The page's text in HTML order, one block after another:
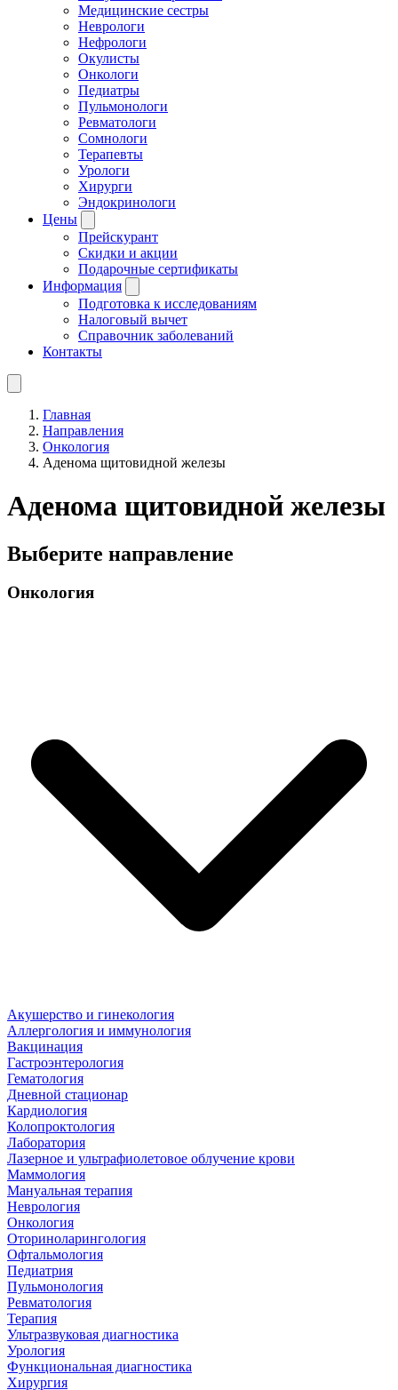
Медицинские сестры
Неврологи
Нефрологи
Окулисты
Онкологи
Педиатры
Пульмонологи
Ревматологи
Сомнологи
Терапевты
Урологи
Хирурги
Эндокринологи
Цены
Прейскурант
Скидки и акции
Подарочные сертификаты
Информация
Подготовка к исследованиям
Налоговый вычет
Справочник заболеваний
Контакты
Главная
Направления
Онкология
Аденома щитовидной железы
Аденома щитовидной железы
Выберите направление
Онкология
Акушерство и гинекология
Аллергология и иммунология
Вакцинация
Гастроэнтерология
Гематология
Дневной стационар
Кардиология
Колопроктология
Лаборатория
Лазерное и ультрафиолетовое облучение крови
Маммология
Мануальная терапия
Неврология
Онкология
Оториноларингология
Офтальмология
Педиатрия
Пульмонология
Ревматология
Терапия
Ультразвуковая диагностика
Урология
Функциональная диагностика
Хирургия